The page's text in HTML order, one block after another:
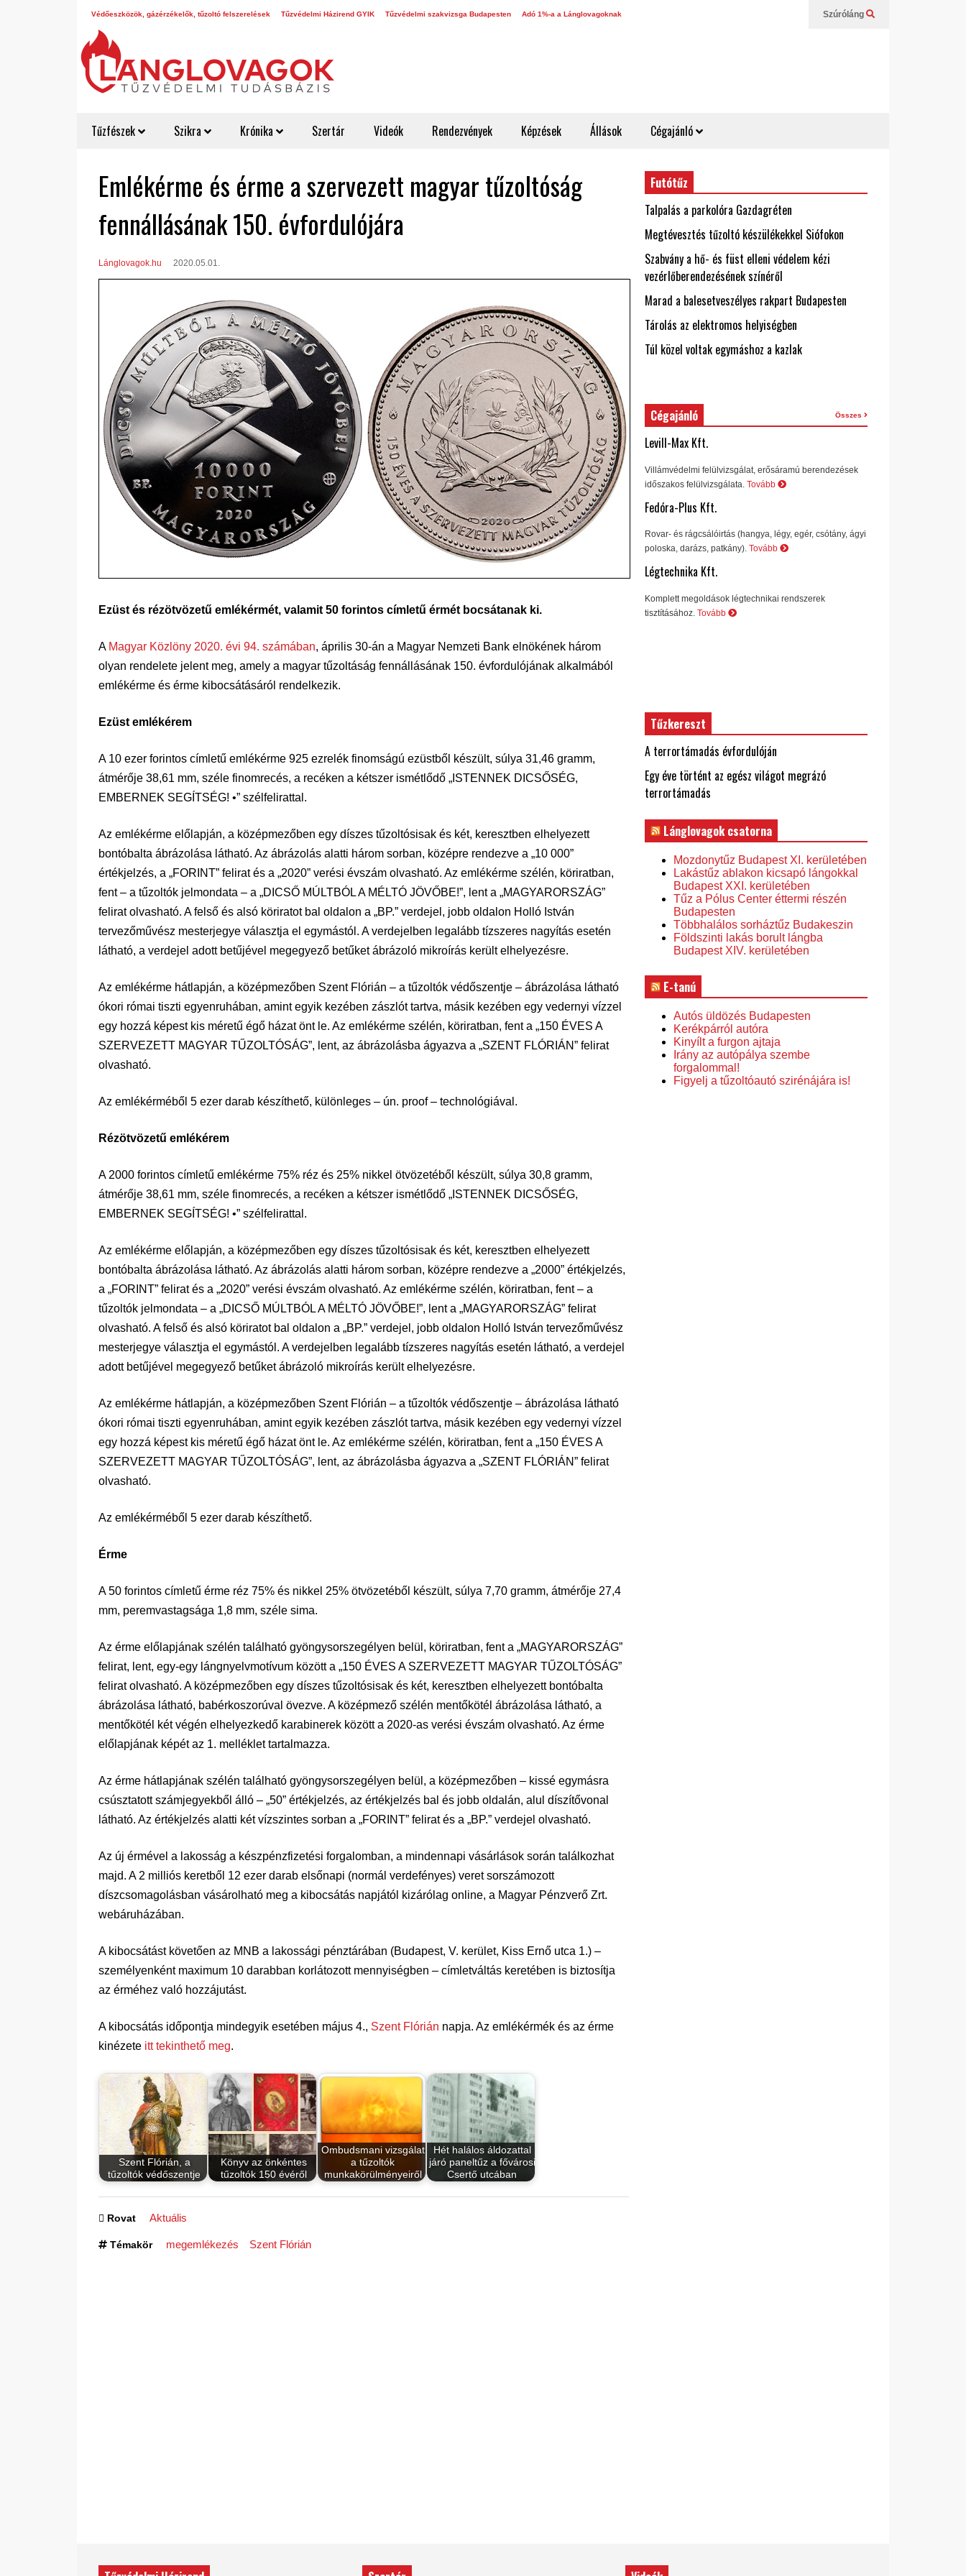
Védőeszközök, gázérzékelők, tűzoltó felszerelések Tűzvédelmi Házirend GYIK Tűzvédelmi szakvizsga Budapesten Adó 1%-a a Lánglovagoknak Szúróláng
Tűzfészek Szikra Krónika Szertár Videók Rendezvények Képzések Állások Cégajánló
Emlékérme és érme a szervezett magyar tűzoltóság
fennállásának 150. évfordulójára
Lánglovagok.hu 2020.05.01.
Ezüst és rézötvözetű emlékérmét, valamit 50 forintos címletű érmét bocsátanak ki.
A Magyar Közlöny 2020. évi 94. számában, április 30-án a Magyar Nemzeti Bank elnökének három
olyan rendelete jelent meg, amely a magyar tűzoltáság fennállásának 150. évfordulójának alkalmából
emlékérme és érme kibocsátásáról rendelkezik.
Ezüst emlékérem
A 10 ezer forintos címletű emlékérme 925 ezrelék finomságú ezüstből készült, súlya 31,46 gramm,
átmérője 38,61 mm, széle finomrecés, a recéken a kétszer ismétlődő „ISTENNEK DICSŐSÉG,
EMBERNEK SEGÍTSÉG! •” szélfelirattal.
Az emlékérme előlapján, a középmezőben egy díszes tűzoltósisak és két, keresztben elhelyezett
bontóbalta ábrázolása látható. Az ábrázolás alatti három sorban, középre rendezve a „10 000”
értékjelzés, a „FORINT” felirat és a „2020” verési évszám olvasható. Az emlékérme szélén, köriratban,
fent – a tűzoltók jelmondata – a „DICSŐ MÚLTBÓL A MÉLTÓ JÖVŐBE!”, lent a „MAGYARORSZÁG”
felirat olvasható. A felső és alsó köriratot bal oldalon a „BP.” verdejel, jobb oldalon Holló István
tervezőművész mesterjegye választja el egymástól. A verdejelben legalább tízszeres nagyítás esetén
látható, a verdejel adott betűjével megegyező betűket ábrázoló mikroírás került elhelyezésre.
Az emlékérme hátlapján, a középmezőben Szent Flórián – a tűzoltók védőszentje – ábrázolása látható
ókori római tiszti egyenruhában, amint egyik kezében zászlót tartva, másik kezében egy vedernyi vízzel
egy hozzá képest kis méretű égő házat önt le. Az emlékérme szélén, köriratban, fent a „150 ÉVES A
SZERVEZETT MAGYAR TŰZOLTÓSÁG”, lent, az ábrázolásba ágyazva a „SZENT FLÓRIÁN” felirat
olvasható.
Az emlékérméből 5 ezer darab készíthető, különleges – ún. proof – technológiával.
Rézötvözetű emlékérem
A 2000 forintos címletű emlékérme 75% réz és 25% nikkel ötvözetéből készült, súlya 30,8 gramm,
átmérője 38,61 mm, széle finomrecés, a recéken a kétszer ismétlődő „ISTENNEK DICSŐSÉG,
EMBERNEK SEGÍTSÉG! •” szélfelirattal.
Az emlékérme előlapján, a középmezőben egy díszes tűzoltósisak és két, keresztben elhelyezett
bontóbalta ábrázolása látható. Az ábrázolás alatti három sorban, középre rendezve a „2000” értékjelzés,
a „FORINT” felirat és a „2020” verési évszám olvasható. Az emlékérme szélén, köriratban, fent – a
tűzoltók jelmondata – a „DICSŐ MÚLTBÓL A MÉLTÓ JÖVŐBE!”, lent a „MAGYARORSZÁG” felirat
olvasható. A felső és alsó köriratot bal oldalon a „BP.” verdejel, jobb oldalon Holló István tervezőművész
mesterjegye választja el egymástól. A verdejelben legalább tízszeres nagyítás esetén látható, a verdejel
adott betűjével megegyező betűket ábrázoló mikroírás került elhelyezésre.
Az emlékérme hátlapján, a középmezőben Szent Flórián – a tűzoltók védőszentje – ábrázolása látható
ókori római tiszti egyenruhában, amint egyik kezében zászlót tartva, másik kezében egy vedernyi vízzel
egy hozzá képest kis méretű égő házat önt le. Az emlékérme szélén, köriratban, fent a „150 ÉVES A
SZERVEZETT MAGYAR TŰZOLTÓSÁG”, lent, az ábrázolásba ágyazva a „SZENT FLÓRIÁN” felirat
olvasható.
Az emlékérméből 5 ezer darab készíthető.
Érme
A 50 forintos címletű érme réz 75% és nikkel 25% ötvözetéből készült, súlya 7,70 gramm, átmérője 27,4
mm, peremvastagsága 1,8 mm, széle sima.
Az érme előlapjának szélén található gyöngysorszegélyen belül, köriratban, fent a „MAGYARORSZÁG”
felirat, lent, egy-egy lángnyelvmotívum között a „150 ÉVES A SZERVEZETT MAGYAR TŰZOLTÓSÁG”
felirat olvasható. A középmezőben egy díszes tűzoltósisak és két, keresztben elhelyezett bontóbalta
ábrázolása látható, babérkoszorúval övezve. A középmező szélén mentőkötél ábrázolása látható, a
mentőkötél két végén elhelyezkedő karabinerek között a 2020-as verési évszám olvasható. Az érme
előlapjának képét az 1. melléklet tartalmazza.
Az érme hátlapjának szélén található gyöngysorszegélyen belül, a középmezőben – kissé egymásra
csúsztatott számjegyekből álló – „50” értékjelzés, az értékjelzés bal és jobb oldalán, alul díszítővonal
látható. Az értékjelzés alatti két vízszintes sorban a „FORINT” felirat és a „BP.” verdejel olvasható.
Az új érmével a lakosság a készpénzfizetési forgalomban, a mindennapi vásárlások során találkozhat
majd. A 2 milliós keretből 12 ezer darab elsőnapi (normál verdefényes) veret sorszámozott
díszcsomagolásban vásárolható meg a kibocsátás napjától kizárólag online, a Magyar Pénzverő Zrt.
webáruházában.
A kibocsátást követően az MNB a lakossági pénztárában (Budapest, V. kerület, Kiss Ernő utca 1.) –
személyenként maximum 10 darabban korlátozott mennyiségben – címletváltás keretében is biztosítja
az érméhez való hozzájutást.
A kibocsátás időpontja mindegyik esetében május 4., Szent Flórián napja. Az emlékérmék és az érme
kinézete itt tekinthető meg.
Szent Flórián, a
tűzoltók védőszentje
Könyv az önkéntes
tűzoltók 150 évéről
Ombudsmani vizsgálat
a tűzoltók
munkakörülményeiről
Hét halálos áldozattal
járó paneltűz a fővárosi
Csertő utcában
Rovat Aktuális
Témakör megemlékezés Szent Flórián
Futótűz
Talpalás a parkolóra Gazdagréten
Megtévesztés tűzoltó készülékekkel Siófokon
Szabvány a hő- és füst elleni védelem kézi
vezérlőberendezésének színéről
Marad a balesetveszélyes rakpart Budapesten
Tárolás az elektromos helyiségben
Túl közel voltak egymáshoz a kazlak
Cégajánló Összes
Levill-Max Kft.
Villámvédelmi felülvizsgálat, erősáramú berendezések
időszakos felülvizsgálata. Tovább
Fedóra-Plus Kft.
Rovar- és rágcsálóirtás (hangya, légy, egér, csótány, ágyi
poloska, darázs, patkány). Tovább
Légtechnika Kft.
Komplett megoldások légtechnikai rendszerek
tisztításához. Tovább
Tűzkereszt
A terrortámadás évfordulóján
Egy éve történt az egész világot megrázó
terrortámadás
Lánglovagok csatorna
Mozdonytűz Budapest XI. kerületében
Lakástűz ablakon kicsapó lángokkal
Budapest XXI. kerületében
Tűz a Pólus Center éttermi részén
Budapesten
Többhalálos sorháztűz Budakeszin
Földszinti lakás borult lángba
Budapest XIV. kerületében
E-tanú
Autós üldözés Budapesten
Kerékpárról autóra
Kinyílt a furgon ajtaja
Irány az autópálya szembe
forgalommal!
Figyelj a tűzoltóautó szirénájára is!